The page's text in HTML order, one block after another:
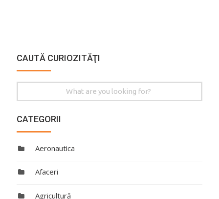
CAUTĂ CURIOZITĂŢI
for:
CATEGORII
Aeronautica
Afaceri
Agricultură